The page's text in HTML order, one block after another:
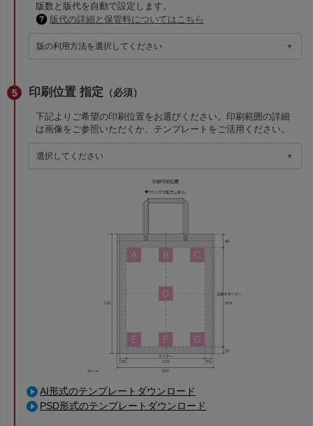
版数と版代を自動で設定します。
版代の詳細と保管料についてはこちら
印刷位置 指定 （必須）
下記よりご希望の印刷位置をお選びください。印刷範囲の詳細
は画像をご参照いただくか、テンプレートをご活用ください。
AI形式のテンプレートダウンロード
PSD形式のテンプレートダウンロード